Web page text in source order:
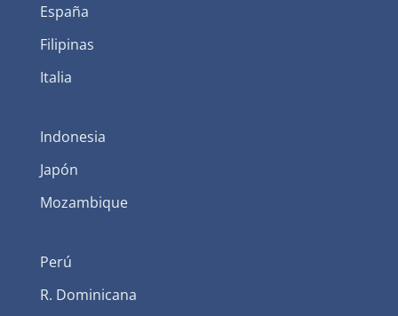
España
Filipinas
Italia
Indonesia
Japón
Mozambique
Perú
R. Dominicana